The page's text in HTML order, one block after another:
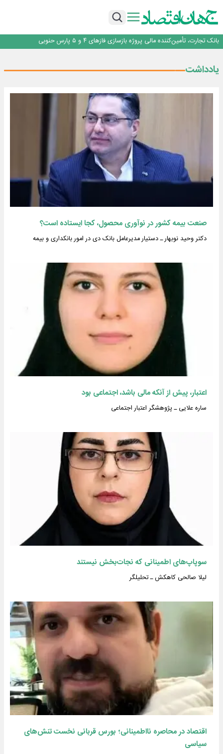
برگزاری آیین نکوداشت فعالان مواکب مرز شلمچه توسط شهرداری منطقه یک
منطقه‌ای
بانک تجارت، تأمین‌کننده مالی پروژه بازسازی فازهای ۴ و ۵ پارس حنوبی
برنده این رقابت داستان‌نویسی، انسان نبود!
برگزاری آیین نکوداشت فعالان مواکب مرز شلمچه توسط شهرداری منطقه یک
یادداشت
صنعت بیمه کشور در نوآوری محصول، کجا ایستاده است؟
دکتر وحید نوبهار ـ دستیار مدیرعامل بانک دی در امور بانکداری و بیمه
اعتبار، پیش از آنکه مالی باشد، اجتماعی بود
ساره علایی ـ پژوهشگر اعتبار اجتماعی
سوپاپ‌های اطمینانی که نجات‌بخش نیستند
لیلا صالحی کاهکش ـ تحلیلگر
اقتصاد در محاصره نااطمینانی؛ بورس قربانی نخست تنش‌های
سیاسی